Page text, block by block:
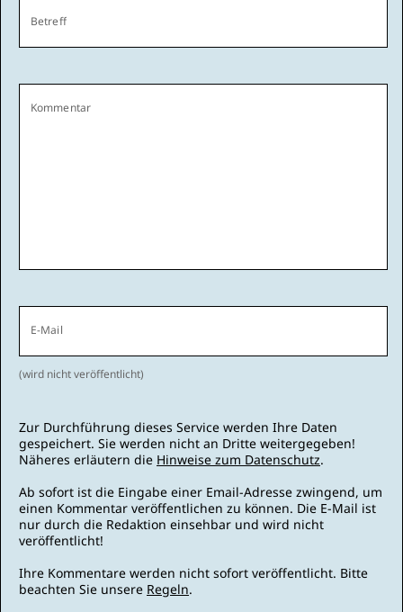
Betreff
Kommentar
E-Mail
(wird nicht veröffentlicht)
Zur Durchführung dieses Service werden Ihre Daten
gespeichert. Sie werden nicht an Dritte weitergegeben!
Näheres erläutern die Hinweise zum Datenschutz.
Ab sofort ist die Eingabe einer Email-Adresse zwingend, um
einen Kommentar veröffentlichen zu können. Die E-Mail ist
nur durch die Redaktion einsehbar und wird nicht
veröffentlicht!
Ihre Kommentare werden nicht sofort veröffentlicht. Bitte
beachten Sie unsere Regeln.